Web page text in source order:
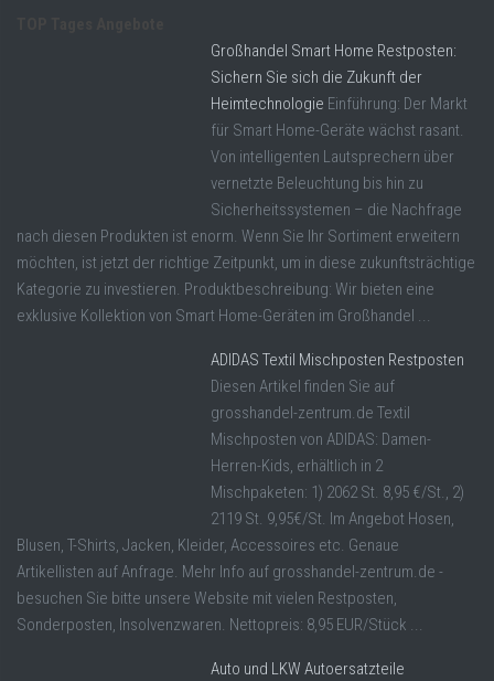
Großhandel Smart Home Restposten:
Sichern Sie sich die Zukunft der
Heimtechnologie Einführung: Der Markt
für Smart Home-Geräte wächst rasant.
Von intelligenten Lautsprechern über
vernetzte Beleuchtung bis hin zu
Sicherheitssystemen – die Nachfrage
nach diesen Produkten ist enorm. Wenn Sie Ihr Sortiment erweitern
möchten, ist jetzt der richtige Zeitpunkt, um in diese zukunftsträchtige
Kategorie zu investieren. Produktbeschreibung: Wir bieten eine
exklusive Kollektion von Smart Home-Geräten im Großhandel ...
ADIDAS Textil Mischposten Restposten
Diesen Artikel finden Sie auf
grosshandel-zentrum.de Textil
Mischposten von ADIDAS: Damen-
Herren-Kids, erhältlich in 2
Mischpaketen: 1) 2062 St. 8,95 €/St., 2)
2119 St. 9,95€/St. Im Angebot Hosen,
Blusen, T-Shirts, Jacken, Kleider, Accessoires etc. Genaue
Artikellisten auf Anfrage. Mehr Info auf grosshandel-zentrum.de -
besuchen Sie bitte unsere Website mit vielen Restposten,
Sonderposten, Insolvenzwaren. Nettopreis: 8,95 EUR/Stück ...
Auto und LKW Autoersatzteile